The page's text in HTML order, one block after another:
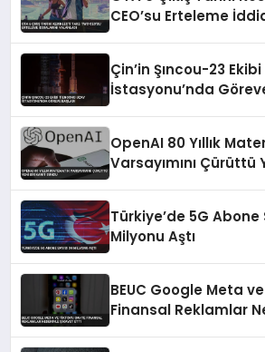
CEO’su Erteleme
Çin’in Şıncou-23
İstasyonu’nda
OpenAI 80 Yıllık
Varsayımını Çürüttü
Türkiye’de 5G Abone
Milyonu Aştı
BEUC Google Meta
Finansal Reklamlar